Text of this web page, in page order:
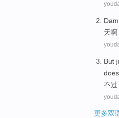
天啊
But
不过
更多双